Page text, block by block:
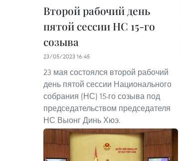
Второй рабочий день
пятой сессии НС 15-го
созыва
23/05/2023 16:45
23 мая состоялся второй рабочий
день пятой сессии Национального
собрания (НС) 15-го созыва под
председательством председателя
НС Выонг Динь Хюэ.